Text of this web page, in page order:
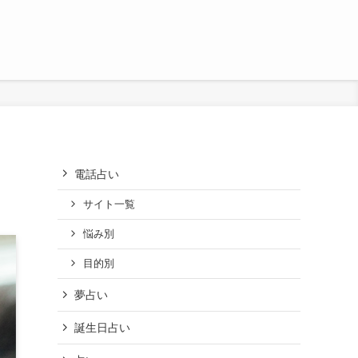
電話占い
サイト一覧
悩み別
目的別
夢占い
誕生日占い